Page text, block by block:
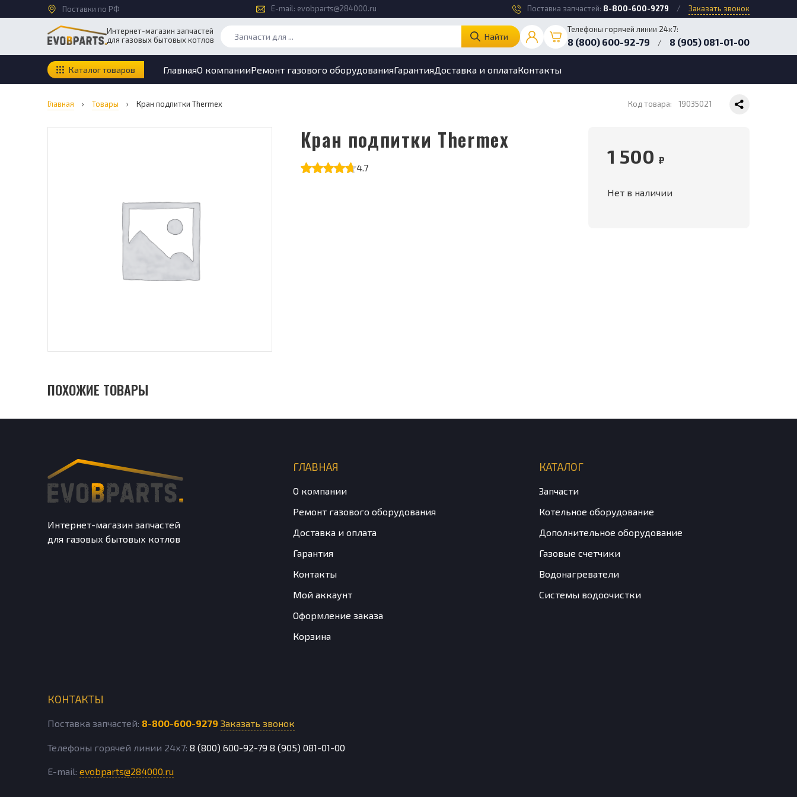
Поставки по РФ E-mail: evobparts@284000.ru Поставка запчастей: 8-800-600-9279 / Заказать звонок
Интернет-магазин запчастей
для газовых бытовых котлов
Найти
Телефоны горячей линии 24х7:
8 (800) 600-92-79 / 8 (905) 081-01-00
Каталог товаров ГлавнаяО компанииРемонт газового оборудованияГарантияДоставка и оплатаКонтакты
Главная › Товары › Кран подпитки Thermex Код товара: 19035021
Кран подпитки Thermex
4.7
1 500 ₽
Нет в наличии
ПОХОЖИЕ ТОВАРЫ
Интернет-магазин запчастей
для газовых бытовых котлов
ГЛАВНАЯ
О компании
Ремонт газового оборудования
Доставка и оплата
Гарантия
Контакты
Мой аккаунт
Оформление заказа
Корзина
КАТАЛОГ
Запчасти
Котельное оборудование
Дополнительное оборудование
Газовые счетчики
Водонагреватели
Системы водоочистки
КОНТАКТЫ
Поставка запчастей: 8-800-600-9279 Заказать звонок
Телефоны горячей линии 24х7: 8 (800) 600-92-79 8 (905) 081-01-00
E-mail: evobparts@284000.ru